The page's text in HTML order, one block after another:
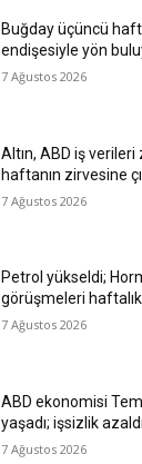
Buğday üçüncü
endişesiyle yön
7 Ağustos 2026
Altın, ABD iş verileri
haftanın zirvesine
7 Ağustos 2026
Petrol yükseldi;
görüşmeleri haftalık
7 Ağustos 2026
ABD ekonomisi
yaşadı; işsizlik azaldı
7 Ağustos 2026